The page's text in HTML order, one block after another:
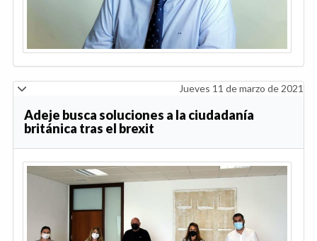
Jueves 11 de marzo de 2021
Adeje busca soluciones a la ciudadanía
británica tras el brexit